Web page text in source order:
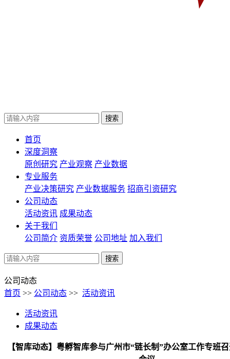
首页
深度洞察
原创研究 产业观察 产业数据
专业服务
产业决策研究 产业数据服务 招商引资研究
公司动态
活动资讯 成果动态
关于我们
公司简介 资质荣誉 公司地址 加入我们
公司动态
首页 >> 公司动态 >> 活动资讯
活动资讯
成果动态
【智库动态】粤孵智库参与广州市“链长制”办公室工作专班